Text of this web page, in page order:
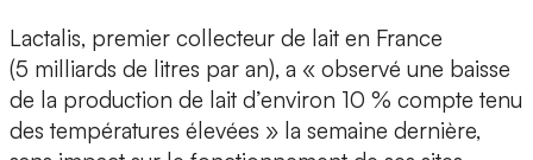
Lactalis, premier collecteur de lait en France
(5 milliards de litres par an), a « observé une baisse
de la production de lait d’environ 10 % compte tenu
des températures élevées » la semaine dernière,